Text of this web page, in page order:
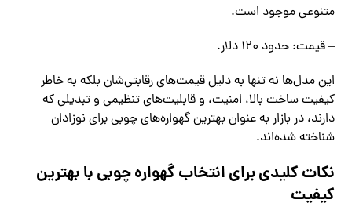
متنوعی موجود است.
– قیمت: حدود 120 دلار.
این مدل‌ها نه تنها به دلیل قیمت‌های رقابتی‌شان بلکه به خاطر
کیفیت ساخت بالا، امنیت، و قابلیت‌های تنظیمی و تبدیلی که
دارند، در بازار به عنوان بهترین گهواره‌های چوبی برای نوزادان
شناخته شده‌اند.
نکات کلیدی برای انتخاب گهواره چوبی با بهترین
کیفیت